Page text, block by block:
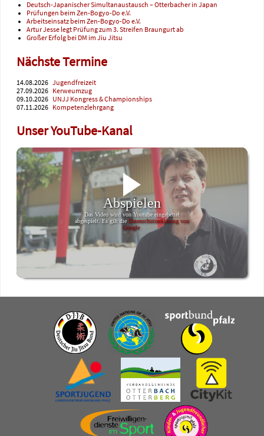
Deutsch-Japanischer Simultanaustausch – Otterbacher in Japan
Prüfungen beim Zen-Bogyo-Do e.V.
Arbeitseinsatz beim Zen-Bogyo-Do e.V.
Artur Jesse legt Prüfung zum 3. Streifen Braungurt ab
Großer Erfolg bei DM im Jiu Jitsu
Nächste Termine
14.08.2026 Jugendfreizeit
27.09.2026 Kerweumzug
09.10.2026 UNJJ Kongress & Championships
07.11.2026 Kompetenzlehrgang
Unser YouTube-Kanal